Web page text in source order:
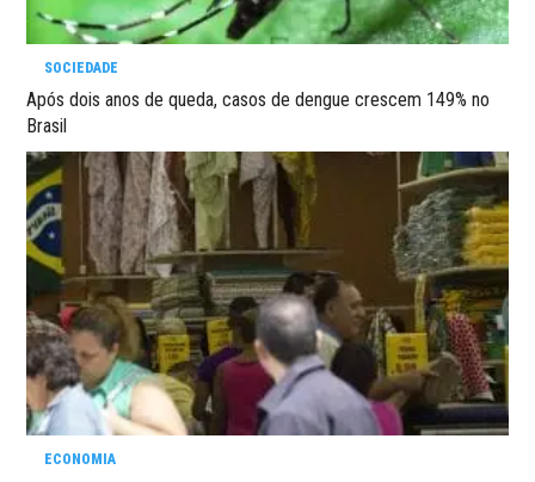
SOCIEDADE
Após dois anos de queda, casos de dengue crescem 149% no
Brasil
ECONOMIA